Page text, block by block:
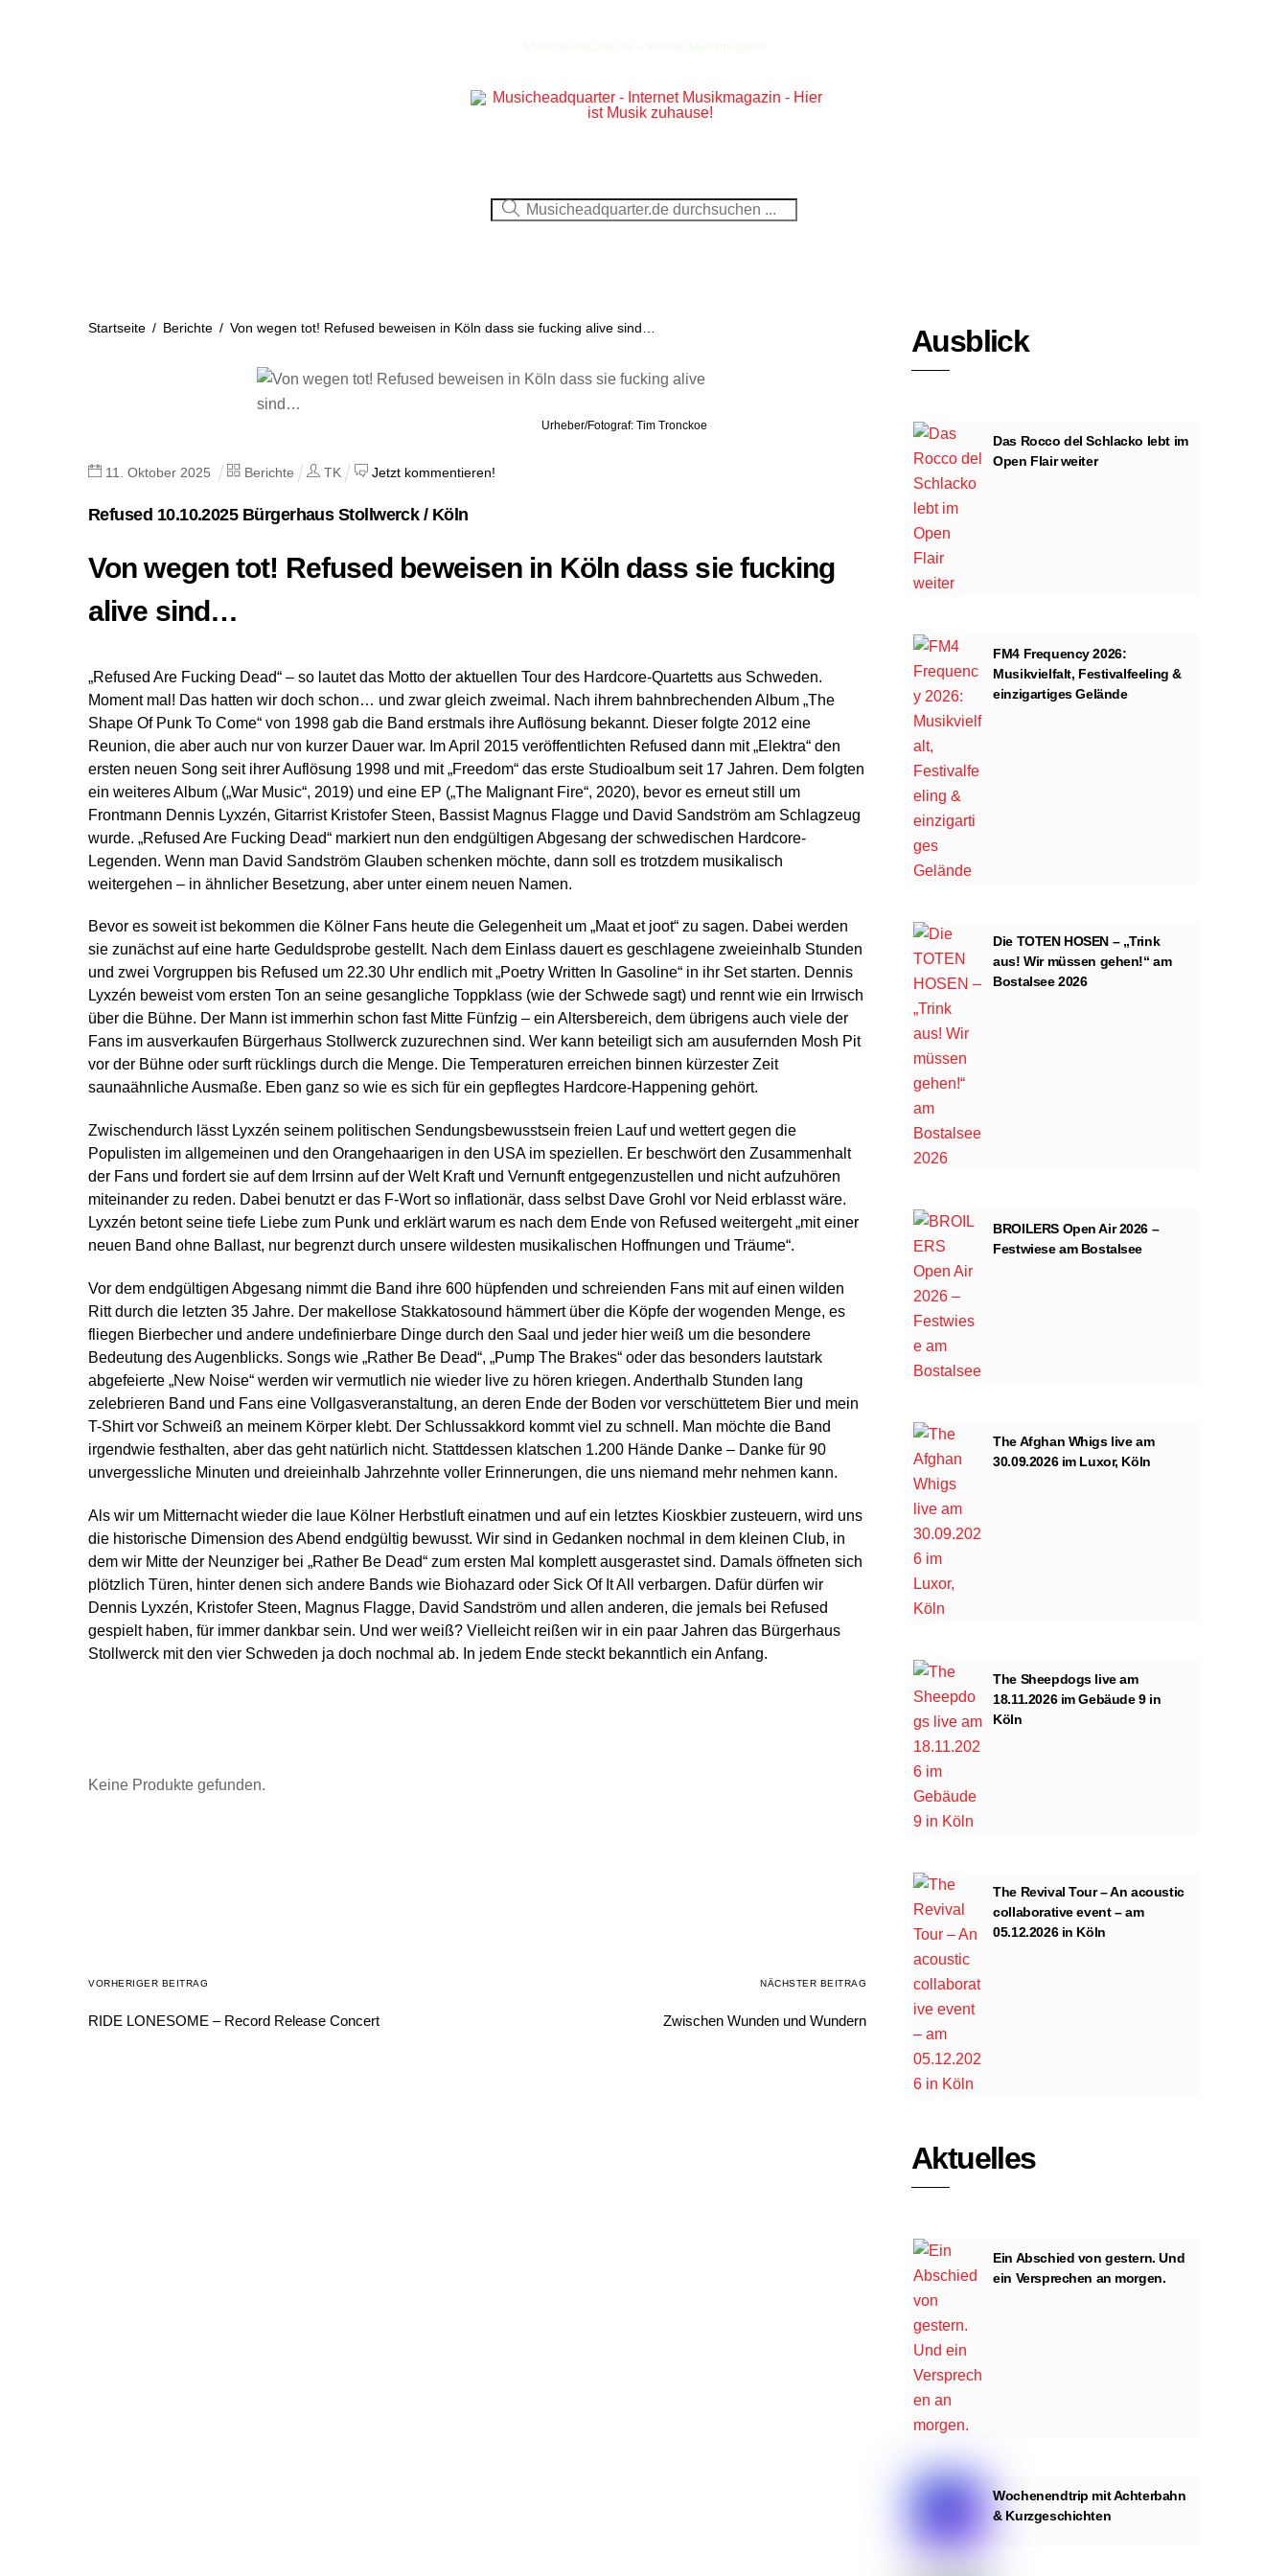
Startseite / Berichte / Von wegen tot! Refused beweisen in Köln dass sie fucking alive sind…
Urheber/Fotograf: Tim Tronckoe
11 Oktober 2025 Berichte TK Jetzt kommentieren!
Refused 10.10.2025 Bürgerhaus Stollwerck / Köln
Von wegen tot! Refused beweisen in Köln dass sie fucking
alive sind…
„Refused Are Fucking Dead“ – so lautet das Motto der aktuellen Tour des Hardcore-Quartetts aus Schweden.
Moment mal! Das hatten wir doch schon… und zwar gleich zweimal. Nach ihrem bahnbrechenden Album „The
Shape Of Punk To Come“ von 1998 gab die Band erstmals ihre Auflösung bekannt. Dieser folgte 2012 eine
Reunion, die aber auch nur von kurzer Dauer war. Im April 2015 veröffentlichten Refused dann mit „Elektra“ den
ersten neuen Song seit ihrer Auflösung 1998 und mit „Freedom“ das erste Studioalbum seit 17 Jahren. Dem folgten
ein weiteres Album („War Music“, 2019) und eine EP („The Malignant Fire“, 2020), bevor es erneut still um
Frontmann Dennis Lyxzén, Gitarrist Kristofer Steen, Bassist Magnus Flagge und David Sandström am Schlagzeug
wurde. „Refused Are Fucking Dead“ markiert nun den endgültigen Abgesang der schwedischen Hardcore-
Legenden. Wenn man David Sandström Glauben schenken möchte, dann soll es trotzdem musikalisch
weitergehen – in ähnlicher Besetzung, aber unter einem neuen Namen.
Bevor es soweit ist bekommen die Kölner Fans heute die Gelegenheit um „Maat et joot“ zu sagen. Dabei werden
sie zunächst auf eine harte Geduldsprobe gestellt. Nach dem Einlass dauert es geschlagene zweieinhalb Stunden
und zwei Vorgruppen bis Refused um 22.30 Uhr endlich mit „Poetry Written In Gasoline“ in ihr Set starten. Dennis
Lyxzén beweist vom ersten Ton an seine gesangliche Toppklass (wie der Schwede sagt) und rennt wie ein Irrwisch
über die Bühne. Der Mann ist immerhin schon fast Mitte Fünfzig – ein Altersbereich, dem übrigens auch viele der
Fans im ausverkaufen Bürgerhaus Stollwerck zuzurechnen sind. Wer kann beteiligt sich am ausufernden Mosh Pit
vor der Bühne oder surft rücklings durch die Menge. Die Temperaturen erreichen binnen kürzester Zeit
saunaähnliche Ausmaße. Eben ganz so wie es sich für ein gepflegtes Hardcore-Happening gehört.
Zwischendurch lässt Lyxzén seinem politischen Sendungsbewusstsein freien Lauf und wettert gegen die
Populisten im allgemeinen und den Orangehaarigen in den USA im speziellen. Er beschwört den Zusammenhalt
der Fans und fordert sie auf dem Irrsinn auf der Welt Kraft und Vernunft entgegenzustellen und nicht aufzuhören
miteinander zu reden. Dabei benutzt er das F-Wort so inflationär, dass selbst Dave Grohl vor Neid erblasst wäre.
Lyxzén betont seine tiefe Liebe zum Punk und erklärt warum es nach dem Ende von Refused weitergeht „mit einer
neuen Band ohne Ballast, nur begrenzt durch unsere wildesten musikalischen Hoffnungen und Träume“.
Vor dem endgültigen Abgesang nimmt die Band ihre 600 hüpfenden und schreienden Fans mit auf einen wilden
Ritt durch die letzten 35 Jahre. Der makellose Stakkatosound hämmert über die Köpfe der wogenden Menge, es
fliegen Bierbecher und andere undefinierbare Dinge durch den Saal und jeder hier weiß um die besondere
Bedeutung des Augenblicks. Songs wie „Rather Be Dead“, „Pump The Brakes“ oder das besonders lautstark
abgefeierte „New Noise“ werden wir vermutlich nie wieder live zu hören kriegen. Anderthalb Stunden lang
zelebrieren Band und Fans eine Vollgasveranstaltung, an deren Ende der Boden vor verschüttetem Bier und mein
T-Shirt vor Schweiß an meinem Körper klebt. Der Schlussakkord kommt viel zu schnell. Man möchte die Band
irgendwie festhalten, aber das geht natürlich nicht. Stattdessen klatschen 1.200 Hände Danke – Danke für 90
unvergessliche Minuten und dreieinhalb Jahrzehnte voller Erinnerungen, die uns niemand mehr nehmen kann.
Als wir um Mitternacht wieder die laue Kölner Herbstluft einatmen und auf ein letztes Kioskbier zusteuern, wird uns
die historische Dimension des Abend endgültig bewusst. Wir sind in Gedanken nochmal in dem kleinen Club, in
dem wir Mitte der Neunziger bei „Rather Be Dead“ zum ersten Mal komplett ausgerastet sind. Damals öffneten sich
plötzlich Türen, hinter denen sich andere Bands wie Biohazard oder Sick Of It All verbargen. Dafür dürfen wir
Dennis Lyxzén, Kristofer Steen, Magnus Flagge, David Sandström und allen anderen, die jemals bei Refused
gespielt haben, für immer dankbar sein. Und wer weiß? Vielleicht reißen wir in ein paar Jahren das Bürgerhaus
Stollwerck mit den vier Schweden ja doch nochmal ab. In jedem Ende steckt bekanntlich ein Anfang.
Keine Produkte gefunden.
VORHERIGER BEITRAG
RIDE LONESOME – Record Release Concert
NÄCHSTER BEITRAG
Zwischen Wunden und Wundern
Ausblick
Das Rocco del Schlacko lebt im
Open Flair weiter
FM4 Frequency 2026:
Musikvielfalt, Festivalfeeling &
einzigartiges Gelände
Die TOTEN HOSEN – „Trink
aus! Wir müssen gehen!“ am
Bostalsee 2026
BROILERS Open Air 2026 –
Festwiese am Bostalsee
The Afghan Whigs live am
30.09.2026 im Luxor, Köln
The Sheepdogs live am
18.11.2026 im Gebäude 9 in
Köln
The Revival Tour – An acoustic
collaborative event – am
05.12.2026 in Köln
Aktuelles
Ein Abschied von gestern. Und
ein Versprechen an morgen.
Wochenendtrip mit Achterbahn
& Kurzgeschichten